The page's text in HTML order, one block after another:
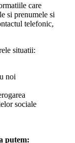
care
si prenumele si
telefonic,
situatii:
noi
sociale
putem: